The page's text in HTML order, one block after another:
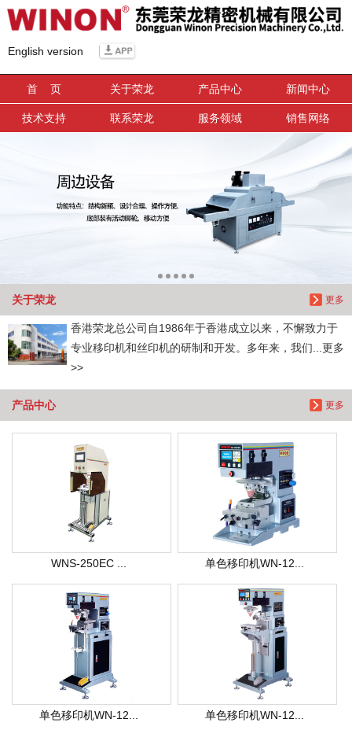
English version
首 页 关于荣龙 产品中心 新闻中心
技术支持 联系荣龙 服务领域 销售网络
更多
关于荣龙
香港荣龙总公司自1986年于香港成立以来，不懈致力于
专业移印机和丝印机的研制和开发。多年来，我们...更多
>>
更多
产品中心
WNS-250EC ... 单色移印机WN-12...
单色移印机WN-12... 单色移印机WN-12...
信息搜索
搜索